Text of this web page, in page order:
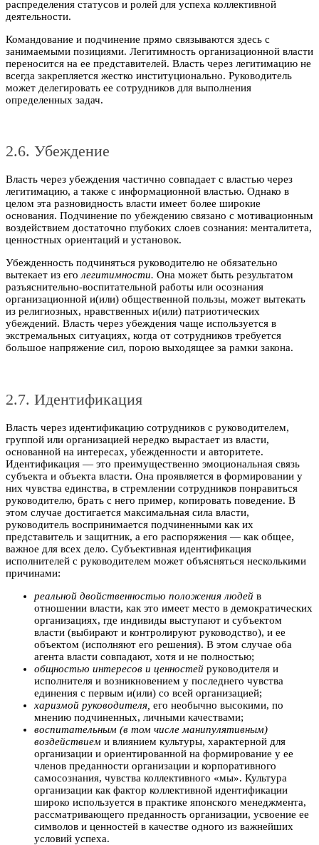
распределения статусов и ролей для успеха коллективной
деятельности.
Командование и подчинение прямо связываются здесь с
занимаемыми позициями. Легитимность организационной власти
переносится на ее представителей. Власть через легитимацию не
всегда закрепляется жестко институционально. Руководитель
может делегировать ее сотрудников для выполнения
определенных задач.
2.6. Убеждение
Власть через убеждения частично совпадает с властью через
легитимацию, а также с информационной властью. Однако в
целом эта разновидность власти имеет более широкие
основания. Подчинение по убеждению связано с мотивационным
воздействием достаточно глубоких слоев сознания: менталитета,
ценностных ориентаций и установок.
Убежденность подчиняться руководителю не обязательно
вытекает из еголегитимности. Она может быть результатом
разъяснительно-воспитательной работы или осознания
организационной и(или) общественной пользы, может вытекать
из религиозных, нравственных и(или) патриотических
убеждений. Власть через убеждения чаще используется в
экстремальных ситуациях, когда от сотрудников требуется
большое напряжение сил, порою выходящее за рамки закона.
2.7. Идентификация
Власть через идентификацию сотрудников с руководителем,
группой или организацией нередко вырастает из власти,
основанной на интересах, убежденности и авторитете.
Идентификация — это преимущественно эмоциональная связь
субъекта и объекта власти. Она проявляется в формировании у
них чувства единства, в стремлении сотрудников понравиться
руководителю, брать с него пример, копировать поведение. В
этом случае достигается максимальная сила власти,
руководитель воспринимается подчиненными как их
представитель и защитник, а его распоряжения — как общее,
важное для всех дело. Субъективная идентификация
исполнителей с руководителем может объясняться несколькими
причинами:
реальной двойственностью положения людей в
отношении власти, как это имеет место в демократических
организациях, где индивиды выступают и субъектом
власти (выбирают и контролируют руководство), и ее
объектом (исполняют его решения). В этом случае оба
агента власти совпадают, хотя и не полностью;
общностью интересов и ценностей руководителя и
исполнителя и возникновением у последнего чувства
единения с первым и(или) со всей организацией;
харизмой руководителя, его необычно высокими, по
мнению подчиненных, личными качествами;
воспитательным (в том числе манипулятивным)
воздействием и влиянием культуры, характерной для
организации и ориентированной на формирование у ее
членов преданности организации и корпоративного
самосознания, чувства коллективного «мы». Культура
организации как фактор коллективной идентификации
широко используется в практике японского менеджмента,
рассматривающего преданность организации, усвоение ее
символов и ценностей в качестве одного из важнейших
условий успеха.